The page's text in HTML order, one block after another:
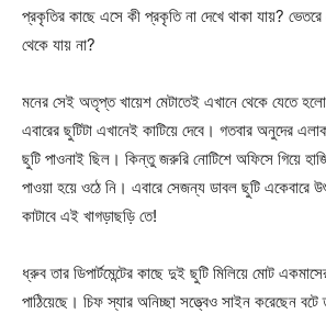
প্রকৃতির কাছে এসে কী প্রকৃতি না দেখে থাকা যায়?
থেকে যায় না?
মনের সেই অতৃপ্ত খায়েশ মেটাতেই এখানে থেকে যেতে
এবারের ছুটিটা এখানেই কাটিয়ে দেবে। গতবার অনুদের
ছুটি পাওনাই ছিল। কিন্তু জরুরি নোটিশে অফিসে গিয়ে
পাওয়া হয়ে ওঠে নি। এবারে সেজন্য ডাবল ছুটি একেবারে
কাটাবে এই খাগড়াছড়ি তে!
ধ্রুব তার ডিপার্টমেন্টের কাছে দুই ছুটি মিলিয়ে মোট
পাঠিয়েছে। চিফ স্যার অনিচ্ছা সত্ত্বেও সাইন করেছেন